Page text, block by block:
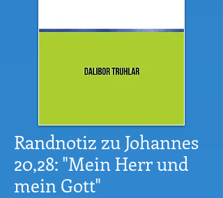
Randnotiz zu Johannes
20,28: "Mein Herr und
mein Gott"